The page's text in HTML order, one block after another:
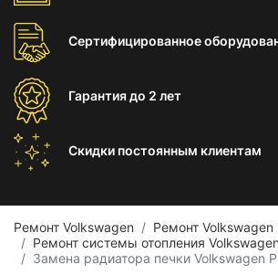
Сертифицированное
Гарантиядо 2 лет
Скидки постоянным клиентам
Ремонт Volkswagen
Ремонт Volkswagen
Ремонт системы отопления
Замена радиатора печки Volkswagen